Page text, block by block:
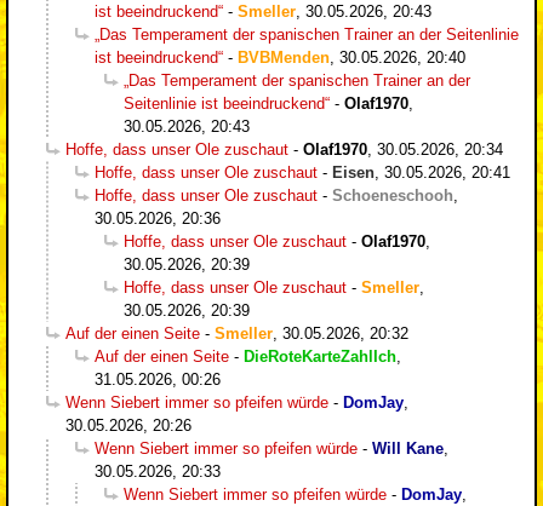
ist beeindruckend“ - Smeller 30.05.2026, 20:43
„Das Temperament der spanischen Trainer an der Seitenlinie
ist beeindruckend“ - BVBMenden 30.05.2026, 20:40
„Das Temperament der spanischen Trainer an der
Seitenlinie ist beeindruckend“ - Olaf1970
30.05.2026, 20:43
Hoffe, dass unser Ole zuschaut - Olaf1970 30.05.2026, 20:34
Hoffe, dass unser Ole zuschaut - Eisen 30.05.2026, 20:41
Hoffe, dass unser Ole zuschaut - Schoeneschooh
30.05.2026, 20:36
Hoffe, dass unser Ole zuschaut - Olaf1970
30.05.2026, 20:39
Hoffe, dass unser Ole zuschaut - Smeller
30.05.2026, 20:39
Auf der einen Seite - Smeller 30.05.2026, 20:32
Auf der einen Seite - DieRoteKarteZahlIch
31.05.2026, 00:26
Wenn Siebert immer so pfeifen würde - DomJay
30.05.2026, 20:26
Wenn Siebert immer so pfeifen würde - Will Kane
30.05.2026, 20:33
Wenn Siebert immer so pfeifen würde - DomJay